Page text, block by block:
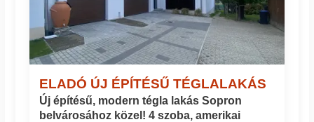
ELADÓ ÚJ ÉPÍTÉSŰ TÉGLALAKÁS
Új építésű, modern tégla lakás Sopron
belvárosához közel! 4 szoba, amerikai